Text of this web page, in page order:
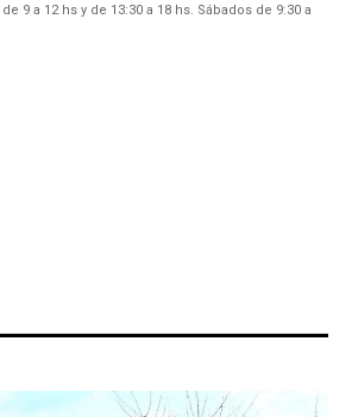
9 a 12 hs y de 13:30 a 18 hs. Sábados de 9:30 a